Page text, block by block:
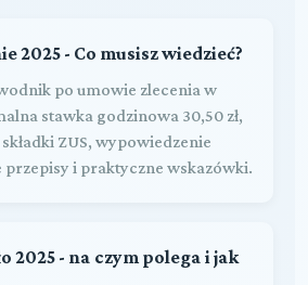
2025 - Co musisz wiedzieć?
po umowie zlecenia w
stawka godzinowa 30,50 zł,
ZUS, wypowiedzenie
przepisy i praktyczne wskazówki.
2025 - na czym polega i jak